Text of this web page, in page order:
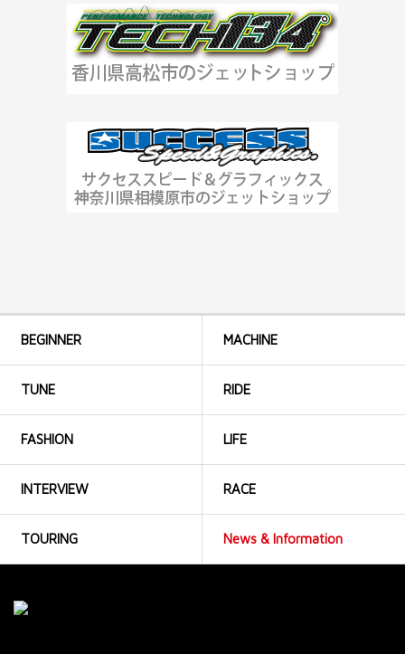
BEGINNER MACHINE
TUNE RIDE
FASHION LIFE
INTERVIEW RACE
TOURING News & Information